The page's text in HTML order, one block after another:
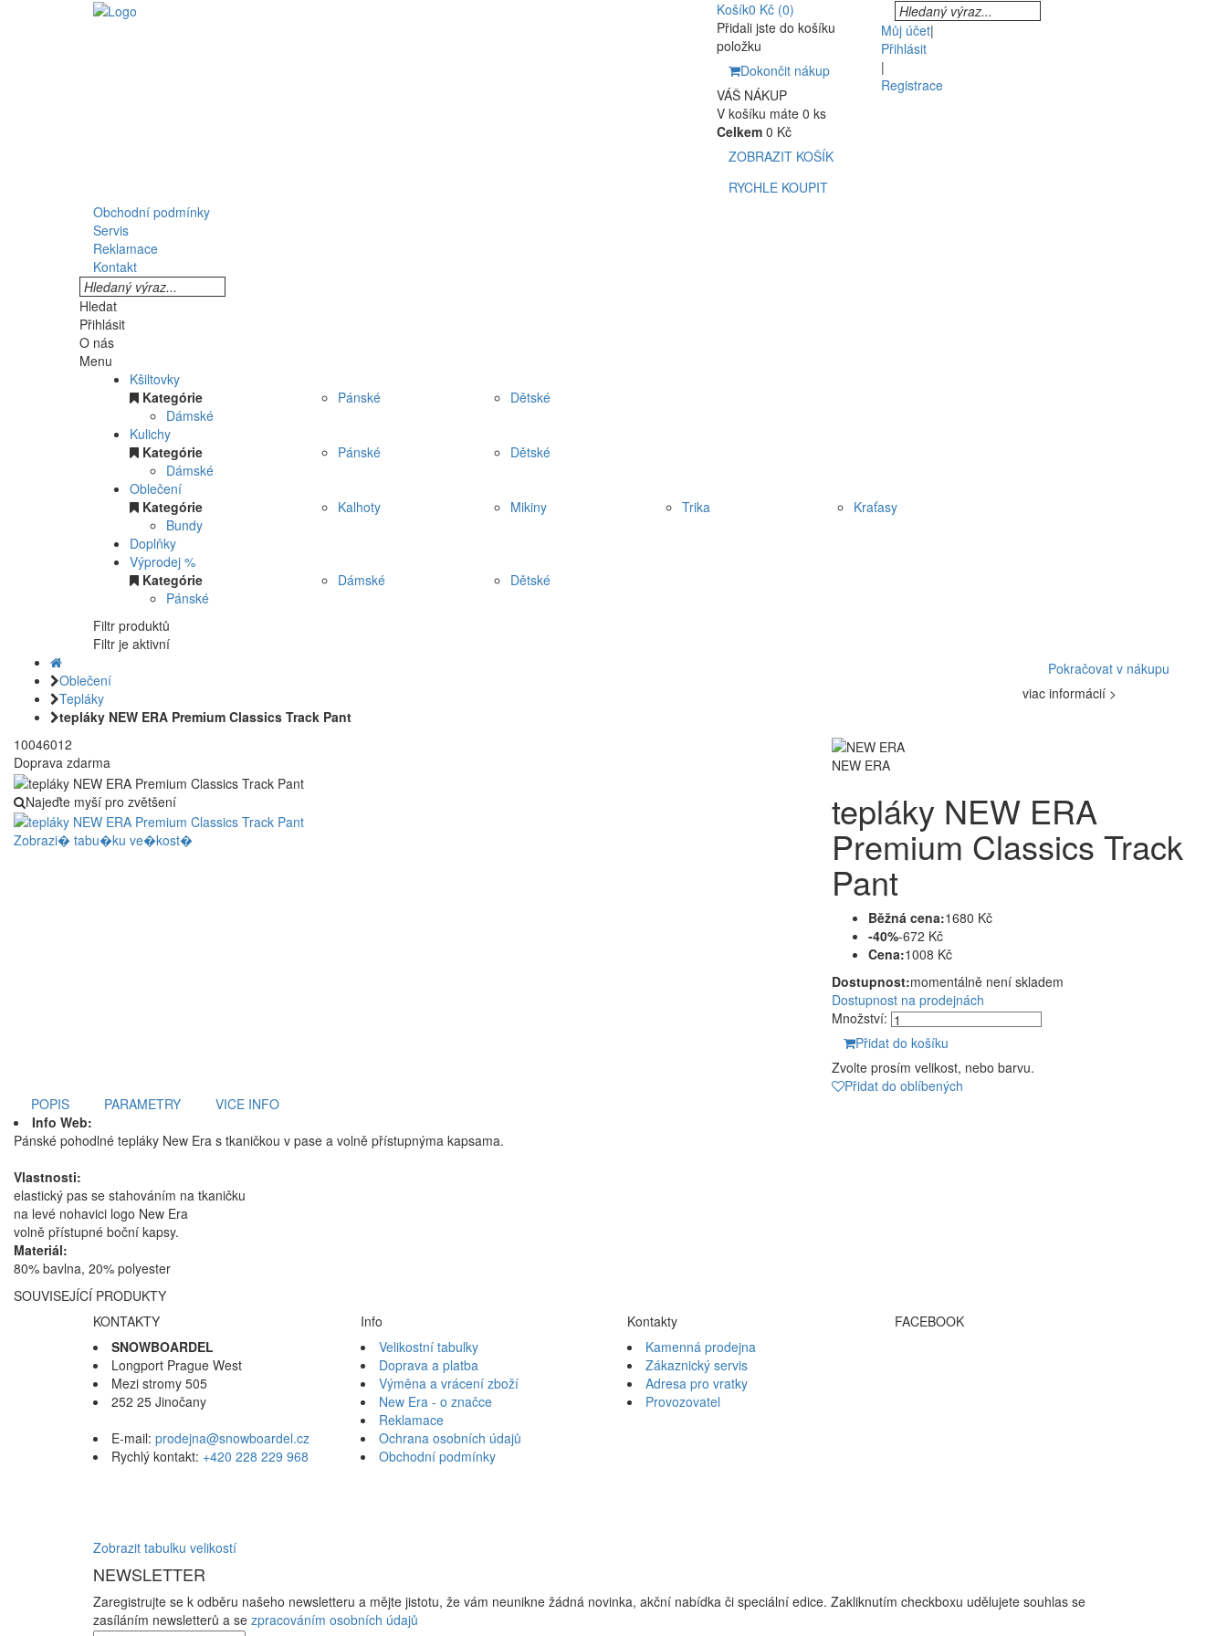
Košík0 Kč (0)
Přidali jste do košíku
položku
Dokončit nákup
VÁŠ NÁKUP
V košíku máte 0 ks
Celkem 0 Kč
ZOBRAZIT KOŠÍK
RYCHLE KOUPIT
Můj účet|
Přihlásit
|
Registrace
Obchodní podmínky
Servis
Reklamace
Kontakt
Hledat
Přihlásit
O nás
Menu
Kšiltovky
Kategórie
Dámské
Pánské
Dětské
Kulichy
Kategórie
Dámské
Pánské
Dětské
Oblečení
Kategórie
Bundy
Kalhoty Mikiny Trika
Kraťasy
Doplňky
Výprodej %
Kategórie
Pánské
Dámské Dětské
Filtr produktů
Filtr je aktivní
Oblečení
Tepláky
tepláky NEW ERA Premium Classics Track Pant
Pokračovat v nákupu
10046012
Doprava zdarma
Najeďte myší pro zvětšení
Zobrazi� tabu�ku ve�kost�
NEW ERA
tepláky NEW ERA
Premium Classics Track
Pant
Běžná cena:1680 Kč
-40%-672 Kč
Cena:1008 Kč
Dostupnost:momentálně není skladem
Dostupnost na prodejnách
Množství:
Přidat do košíku
Zvolte prosím velikost, nebo barvu.
Přidat do oblíbených
POPIS
PARAMETRY
VICE INFO
Info Web:
Pánské pohodlné tepláky New Era s tkaničkou v pase a volně přístupnýma kapsama.
Vlastnosti:
elastický pas se stahováním na tkaničku
na levé nohavici logo New Era
volně přístupné boční kapsy.
Materiál:
80% bavlna, 20% polyester
viac informácií >
SOUVISEJÍCÍ PRODUKTY
KONTAKTY
SNOWBOARDEL
Longport Prague West
Mezi stromy 505
252 25 Jinočany
E-mail: prodejna@snowboardel.cz
Rychlý kontakt: +420 228 229 968
Info
Velikostní tabulky
Doprava a platba
Výměna a vrácení zboží
New Era - o značce
Reklamace
Ochrana osobních údajů
Obchodní podmínky
Kontakty
Kamenná prodejna
Zákaznický servis
Adresa pro vratky
Provozovatel
FACEBOOK
Zobrazit tabulku velikostí
NEWSLETTER
Zaregistrujte se k odběru našeho newsletteru a mějte jistotu, že vám neunikne žádná novinka, akční nabídka či speciální edice. Zakliknutím checkboxu udělujete souhlas se
zasíláním newsletterů a se zpracováním osobních údajů